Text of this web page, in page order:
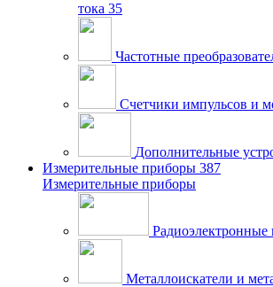
тока 35
Частотные
Счетчики импульсов и
Дополнительные
Измерительные приборы 387
Измерительные приборы
Радиоэлектронные
Металлоискатели и